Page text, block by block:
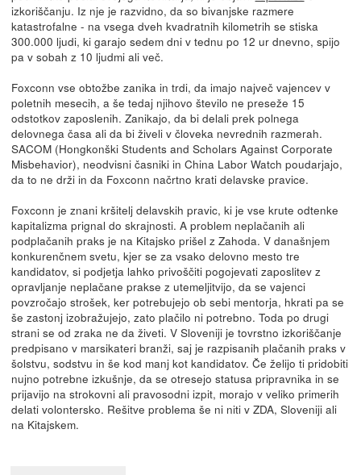
izkoriščanju. Iz nje je razvidno, da so bivanjske razmere
katastrofalne - na vsega dveh kvadratnih kilometrih se stiska
300.000 ljudi, ki garajo sedem dni v tednu po 12 ur dnevno, spijo
pa v sobah z 10 ljudmi ali več.
Foxconn vse obtožbe zanika in trdi, da imajo največ vajencev v
poletnih mesecih, a še tedaj njihovo število ne preseže 15
odstotkov zaposlenih. Zanikajo, da bi delali prek polnega
delovnega časa ali da bi živeli v človeka nevrednih razmerah.
SACOM (Hongkonški Students and Scholars Against Corporate
Misbehavior), neodvisni časniki in China Labor Watch poudarjajo,
da to ne drži in da Foxconn načrtno krati delavske pravice.
Foxconn je znani kršitelj delavskih pravic, ki je vse krute odtenke
kapitalizma prignal do skrajnosti. A problem neplačanih ali
podplačanih praks je na Kitajsko prišel z Zahoda. V današnjem
konkurenčnem svetu, kjer se za vsako delovno mesto tre
kandidatov, si podjetja lahko privoščiti pogojevati zaposlitev z
opravljanje neplačane prakse z utemeljitvijo, da se vajenci
povzročajo strošek, ker potrebujejo ob sebi mentorja, hkrati pa se
še zastonj izobražujejo, zato plačilo ni potrebno. Toda po drugi
strani se od zraka ne da živeti. V Sloveniji je tovrstno izkoriščanje
predpisano v marsikateri branži, saj je razpisanih plačanih praks v
šolstvu, sodstvu in še kod manj kot kandidatov. Če želijo ti pridobiti
nujno potrebne izkušnje, da se otresejo statusa pripravnika in se
prijavijo na strokovni ali pravosodni izpit, morajo v veliko primerih
delati volontersko. Rešitve problema še ni niti v ZDA, Sloveniji ali
na Kitajskem.